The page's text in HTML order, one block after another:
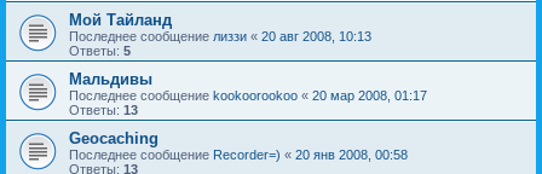
Мой Тайланд
Последнее сообщение лиззи « 20 авг 2008, 10:13
Ответы: 5
Мальдивы
Последнее сообщение kookoorookoo « 20 мар 2008, 01:17
Ответы: 13
Geocaching
Последнее сообщение Recorder=) « 20 янв 2008, 00:58
Ответы: 13